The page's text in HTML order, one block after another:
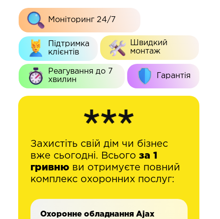
Захистіть свій дім чи бізнес
вже сьогодні. Всього за 1
гривню ви отримуєте повний
комплекс охоронних послуг:
Швидкий
монтаж
Реагування до 7
хвилин
Моніторинг 24/7
Підтримка
клієнтів
Гарантія
Охоронне обладнання Ajax